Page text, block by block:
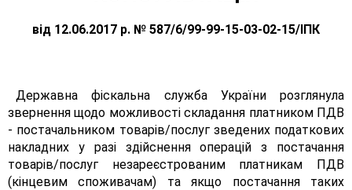
від 12.06.2017 р. № 587/6/99-99-15-03-02-15/ІПК
Державна фіскальна служба України розглянула
звернення щодо можливості складання платником ПДВ
- постачальником товарів/послуг зведених податкових
накладних у разі здійснення операцій з постачання
товарів/послуг незареєстрованим платникам ПДВ
(кінцевим споживачам) та якщо постачання таких